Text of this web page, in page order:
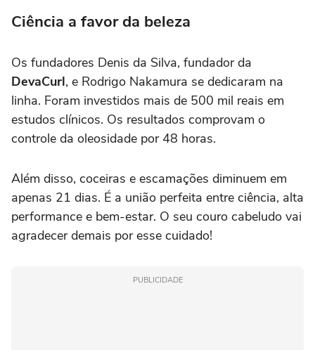
Ciência a favor da beleza
Os fundadores Denis da Silva, fundador da
DevaCurl, e Rodrigo Nakamura se dedicaram na
linha. Foram investidos mais de 500 mil reais em
estudos clínicos. Os resultados comprovam o
controle da oleosidade por 48 horas.
Além disso, coceiras e escamações diminuem em
apenas 21 dias. É a união perfeita entre ciência, alta
performance e bem-estar. O seu couro cabeludo vai
agradecer demais por esse cuidado!
PUBLICIDADE